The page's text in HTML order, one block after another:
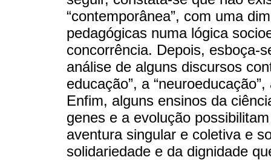
“contemporânea”, com uma
pedagógicas numa lógica
concorrência. Depois, esboça-
análise de alguns discursos
educação”, a
Enfim, alguns ensinos da
genes e a evolução
aventura singular e coletiva e
solidariedade e da dignidade